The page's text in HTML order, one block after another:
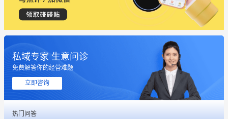
私域专家 生意问诊
免费解答你的经营难题
立即咨询
热门问答
这个营销策划案例推荐大家看一下
用有赞就能在微信、小红书同时经营了